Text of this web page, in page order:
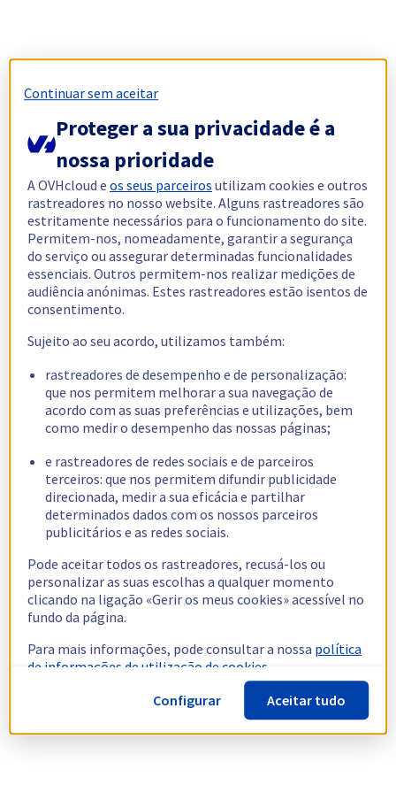
Continuar sem aceitar
Proteger a sua privacidade é a
nossa prioridade
A OVHcloud eos seus parceiros utilizam cookies e outros
rastreadores no nosso website. Alguns rastreadores são
estritamente necessários para o funcionamento do site.
Permitem-nos, nomeadamente, garantir a segurança
do serviço ou assegurar determinadas funcionalidades
essenciais. Outros permitem-nos realizar medições de
audiência anónimas. Estes rastreadores estão isentos de
consentimento.
Sujeito ao seu acordo, utilizamos também:
rastreadores de desempenho e de personalização:
que nos permitem melhorar a sua navegação de
acordo com as suas preferências e utilizações, bem
como medir o desempenho das nossas páginas;
e rastreadores de redes sociais e de parceiros
terceiros: que nos permitem difundir publicidade
direcionada, medir a sua eficácia e partilhar
determinados dados com os nossos parceiros
publicitários e as redes sociais.
Pode aceitar todos os rastreadores, recusá-los ou
personalizar as suas escolhas a qualquer momento
clicando na ligação «Gerir os meus cookies» acessível no
fundo da página.
Para mais informações, pode consultar a nossa política
de informações de utilização de cookies.
Configurar
Aceitar tudo